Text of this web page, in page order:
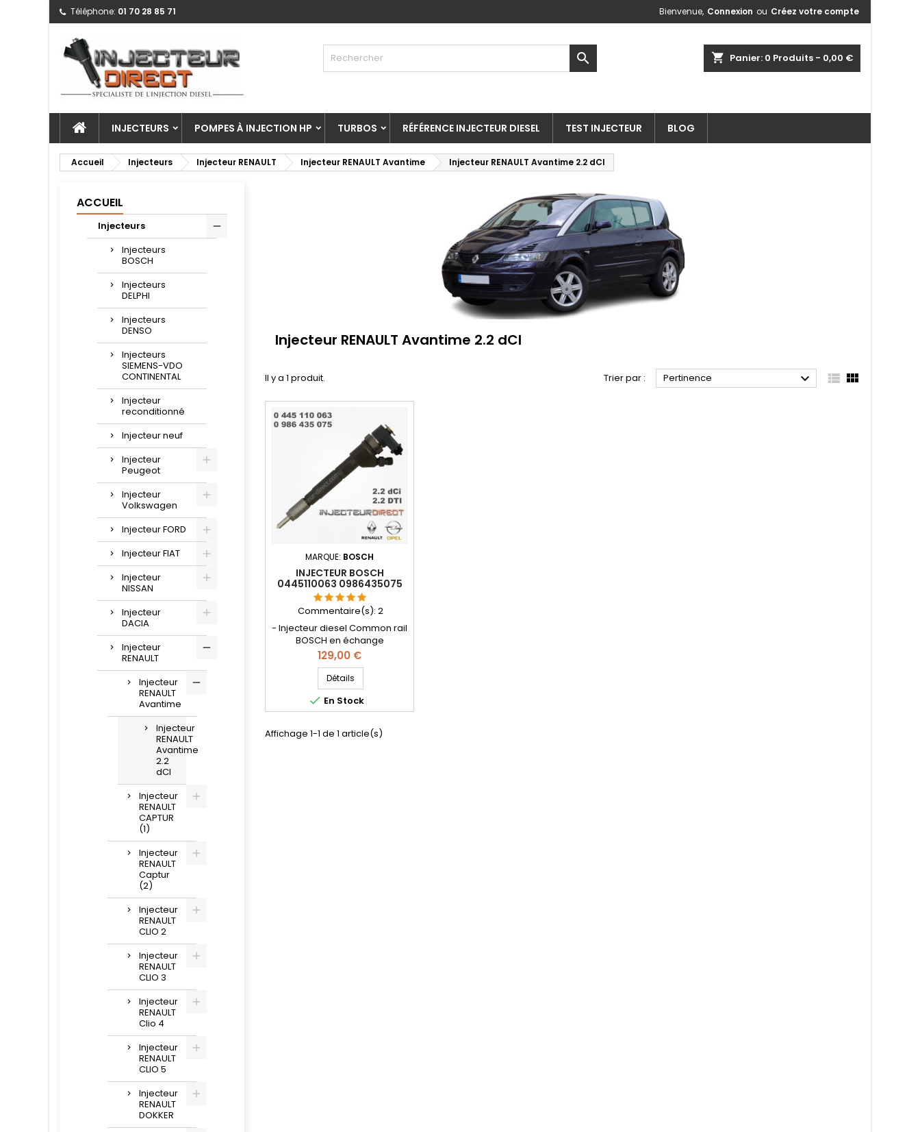
Téléphone: 01 70 28 85 71 Bienvenue, Connexion ou Créez votre compte
shopping_cart Panier: 0 Produits - 0,00 €

INJECTEURS POMPES À INJECTION HP TURBOS RÉFÉRENCE INJECTEUR DIESEL TEST INJECTEUR BLOG
Accueil Injecteurs Injecteur RENAULT Injecteur RENAULT Avantime Injecteur RENAULT Avantime 2.2 dCI
ACCUEIL
Injecteurs
Injecteurs
BOSCH
Injecteurs
DELPHI
Injecteurs
DENSO
Injecteurs
SIEMENS-VDO
CONTINENTAL
Injecteur
reconditionné
Injecteur neuf
Injecteur
Peugeot
Injecteur
Volkswagen
Injecteur FORD
Injecteur FIAT
Injecteur
NISSAN
Injecteur
DACIA
Injecteur
RENAULT
Injecteur
RENAULT
Avantime
Injecteur
RENAULT
Avantime
2.2
dCI
Injecteur
RENAULT
CAPTUR
(1)
Injecteur
RENAULT
Captur
(2)
Injecteur
RENAULT
CLIO 2
Injecteur
RENAULT
CLIO 3
Injecteur
RENAULT
Clio 4
Injecteur
RENAULT
CLIO 5
Injecteur
RENAULT
DOKKER
Injecteur RENAULT Avantime 2.2 dCI
Il y a 1 produit. Trier par : Pertinence   
MARQUE: BOSCH
INJECTEUR BOSCH
0445110063 0986435075
2.2DCI 7701474032
8200010075 8201408763
Commentaire(s): 2
- Injecteur diesel Common rail
BOSCH en échange
réparation - Référence
compatible: 0986435075 , 0
986 435 075 , 0 445 110 063 ,
7701474032 , 8200010075 ,
8201408763 , 4402535 , 9110535
, 93169133 , R1590072 , 9110535 -
Pour motorisation Renault
2.2dCi et Opel 2.2DTI Pièce
Prix
129,00 €
Détails
 En Stock
Affichage 1-1 de 1 article(s)